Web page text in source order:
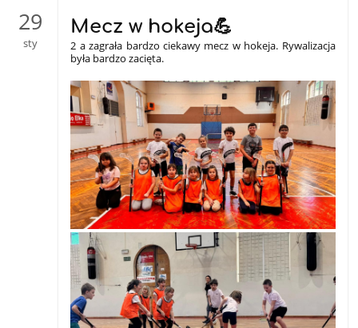
29
sty
Mecz w hokeja💪
2 a zagrała bardzo ciekawy mecz w hokeja. Rywalizacja
była bardzo zacięta.